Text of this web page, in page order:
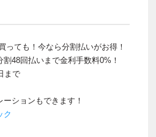
っても！今なら分割払いがお得！
48回払いまで金利手数料0%！
まで
ションもできます！
ク